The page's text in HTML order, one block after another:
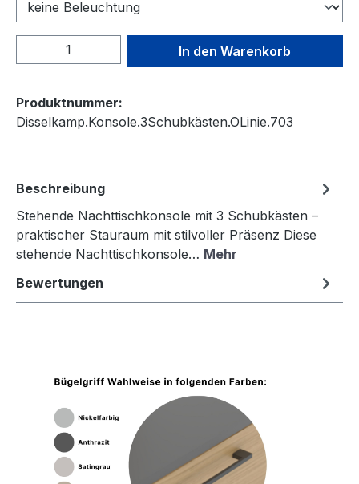
Produkt Anzahl: Gib denIn den Warenkorb
Produktnummer:
Disselkamp.Konsole.3Schubkästen.OLinie.703
Beschreibung
Stehende Nachttischkonsole mit 3 Schubkästen –
praktischer Stauraum mit stilvoller Präsenz Diese
stehende Nachttischkonsole… Mehr
Bewertungen